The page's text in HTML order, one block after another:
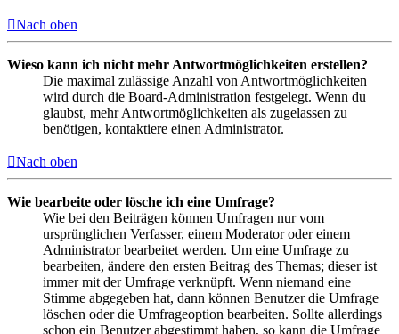
Nach oben
Wieso kann ich nicht mehr Antwortmöglichkeiten erstellen?
Die maximal zulässige Anzahl von Antwortmöglichkeiten
wird durch die Board-Administration festgelegt. Wenn du
glaubst, mehr Antwortmöglichkeiten als zugelassen zu
benötigen, kontaktiere einen Administrator.
Nach oben
Wie bearbeite oder lösche ich eine Umfrage?
Wie bei den Beiträgen können Umfragen nur vom
ursprünglichen Verfasser, einem Moderator oder einem
Administrator bearbeitet werden. Um eine Umfrage zu
bearbeiten, ändere den ersten Beitrag des Themas; dieser ist
immer mit der Umfrage verknüpft. Wenn niemand eine
Stimme abgegeben hat, dann können Benutzer die Umfrage
löschen oder die Umfrageoption bearbeiten. Sollte allerdings
schon ein Benutzer abgestimmt haben, so kann die Umfrage